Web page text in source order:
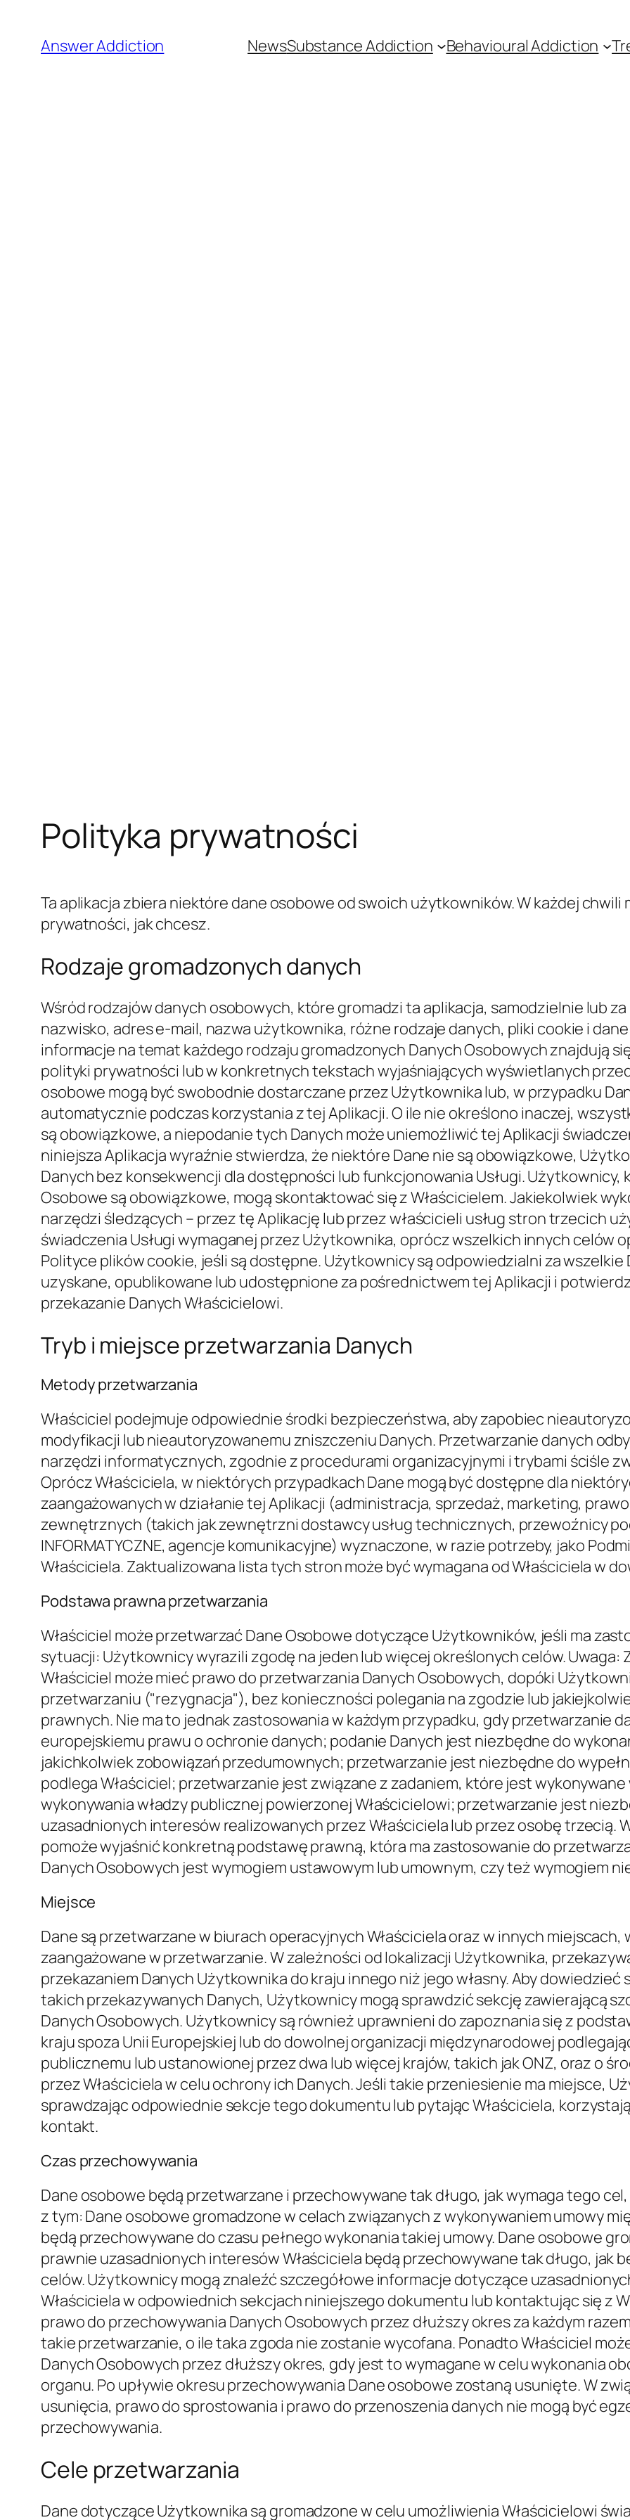
treści
Answer Addiction NewsSubstance Addiction Behavioural Addiction
Metody przetwarzania
modyfikacji lub nieautoryzowanemu zniszczeniu Danych. Przetwarzanie danych
narzędzi informatycznych, zgodnie z procedurami organizacyjnymi i trybami ściśle
Oprócz Właściciela, w niektórych przypadkach Dane mogą być dostępne dla
zaangażowanych w działanie tej Aplikacji (administracja, sprzedaż, marketing,
zewnętrznych (takich jak zewnętrzni dostawcy usług technicznych, przewoźnicy
INFORMATYCZNE, agencje komunikacyjne) wyznaczone, w razie potrzeby, jako
Właściciela. Zaktualizowana lista tych stron może być wymagana od Właściciela w
Podstawa prawna przetwarzania
Właściciel może przetwarzać Dane Osobowe dotyczące Użytkowników, jeśli ma
sytuacji: Użytkownicy wyrazili zgodę na jeden lub więcej określonych celów. Uwaga:
Właściciel może mieć prawo do przetwarzania Danych Osobowych, dopóki
przetwarzaniu ("rezygnacja"), bez konieczności polegania na zgodzie lub
prawnych. Nie ma to jednak zastosowania w każdym przypadku, gdy przetwarzanie
europejskiemu prawu o ochronie danych; podanie Danych jest niezbędne do
jakichkolwiek zobowiązań przedumownych; przetwarzanie jest niezbędne do
podlega Właściciel; przetwarzanie jest związane z zadaniem, które jest
wykonywania władzy publicznej powierzonej Właścicielowi; przetwarzanie jest
uzasadnionych interesów realizowanych przez Właściciela lub przez osobę trzecią.
pomoże wyjaśnić konkretną podstawę prawną, która ma zastosowanie do
Miejsce
Dane są przetwarzane w biurach operacyjnych Właściciela oraz w innych miejscach,
zaangażowane w przetwarzanie. W zależności od lokalizacji Użytkownika,
przekazaniem Danych Użytkownika do kraju innego niż jego własny. Aby
takich przekazywanych Danych, Użytkownicy mogą sprawdzić sekcję zawierającą
Danych Osobowych. Użytkownicy są również uprawnieni do zapoznania się z
kraju spoza Unii Europejskiej lub do dowolnej organizacji międzynarodowej
publicznemu lub ustanowionej przez dwa lub więcej krajów, takich jak ONZ, oraz o
przez Właściciela w celu ochrony ich Danych. Jeśli takie przeniesienie ma miejsce,
sprawdzając odpowiednie sekcje tego dokumentu lub pytając Właściciela,
kontakt.
Czas przechowywania
Dane osobowe będą przetwarzane i przechowywane tak długo, jak wymaga tego cel,
z tym: Dane osobowe gromadzone w celach związanych z wykonywaniem umowy
będą przechowywane do czasu pełnego wykonania takiej umowy. Dane osobowe
prawnie uzasadnionych interesów Właściciela będą przechowywane tak długo, jak
celów. Użytkownicy mogą znaleźć szczegółowe informacje dotyczące
Właściciela w odpowiednich sekcjach niniejszego dokumentu lub kontaktując się z
prawo do przechowywania Danych Osobowych przez dłuższy okres za każdym
takie przetwarzanie, o ile taka zgoda nie zostanie wycofana. Ponadto Właściciel
Danych Osobowych przez dłuższy okres, gdy jest to wymagane w celu wykonania
organu. Po upływie okresu przechowywania Dane osobowe zostaną usunięte. W
usunięcia, prawo do sprostowania i prawo do przenoszenia danych nie mogą być
przechowywania.
Cele przetwarzania
Dane dotyczące Użytkownika są gromadzone w celu umożliwienia Właścicielowi
następujących celach: Zarządzanie wsparciem i prośbami o kontakt, Kontakt z
uwierzytelnianie, Optymalizacja i dystrybucja ruchu, Wyświetlanie treści z platform
kontaktami oraz wysyłanie wiadomości. Użytkownicy mogą znaleźć dalsze
przetwarzania oraz na temat konkretnych Danych osobowych wykorzystywanych
sekcjach tego dokumentu.
Szczegółowe informacje na temat przetwarzania
Dane osobowe są gromadzone w następujących celach i przy użyciu następujących
Analytics
Usługi zawarte w tej sekcji umożliwiają Właścicielowi monitorowanie i analizowanie
do śledzenia zachowań Użytkowników.
Google Analytics (Google Inc.)
Google Analytics to usługa analizy internetowej świadczona przez Google Inc.
dane do śledzenia i badania korzystania z tej aplikacji, do przygotowywania raportów
ich innym usługom Google. Google może wykorzystywać zebrane dane do
sieci reklamowej. Gromadzone dane osobowe: Pliki cookie i dane dotyczące
Polityka prywatności– Rezygnacja.
Śledzenie konwersji reklam na Facebooku (Facebook, Inc.)
Śledzenie konwersji reklam na Facebooku to usługa analityczna świadczona przez
reklamowej Facebook z działaniami wykonywanymi w tej Aplikacji. Gromadzone
użytkowania. Miejsce przetwarzania: Stany Zjednoczone –Polityka prywatności.